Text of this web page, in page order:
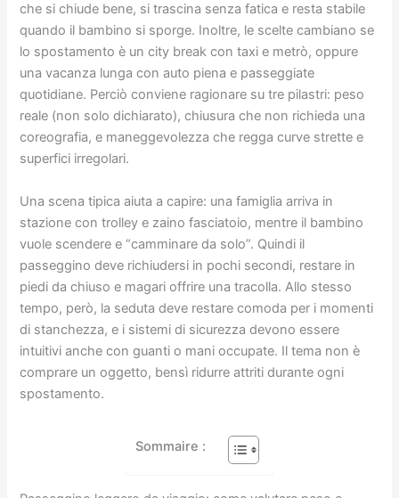
che si chiude bene, si trascina senza fatica e resta stabile
quando il bambino si sporge. Inoltre, le scelte cambiano se
lo spostamento è un city break con taxi e metrò, oppure
una vacanza lunga con auto piena e passeggiate
quotidiane. Perciò conviene ragionare su tre pilastri: peso
reale (non solo dichiarato), chiusura che non richieda una
coreografia, e maneggevolezza che regga curve strette e
superfici irregolari.
Una scena tipica aiuta a capire: una famiglia arriva in
stazione con trolley e zaino fasciatoio, mentre il bambino
vuole scendere e “camminare da solo”. Quindi il
passeggino deve richiudersi in pochi secondi, restare in
piedi da chiuso e magari offrire una tracolla. Allo stesso
tempo, però, la seduta deve restare comoda per i momenti
di stanchezza, e i sistemi di sicurezza devono essere
intuitivi anche con guanti o mani occupate. Il tema non è
comprare un oggetto, bensì ridurre attriti durante ogni
spostamento.
Sommaire :